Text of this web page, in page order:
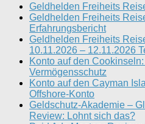
Geldhelden Freiheits
Geldhelden Freiheits
Erfahrungsbericht
Geldhelden Freiheits
10.11.2026 – 12.11.2026
Konto auf den
Vermögensschutz
Konto auf den Cayman
Offshore-Konto
Geldschutz-Akademie –
Review: Lohnt sich das?